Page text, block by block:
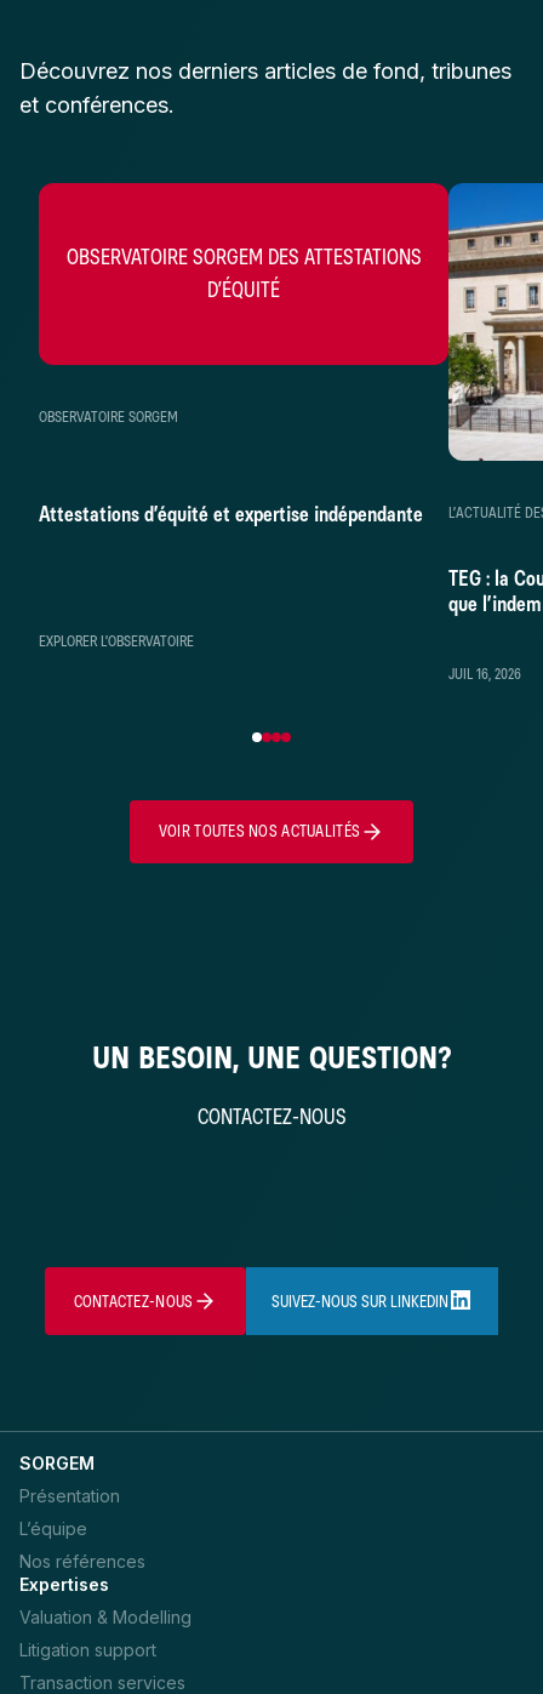
Découvrez nos derniers articles de fond, tribunes
et conférences.
OBSERVATOIRE SORGEM DES ATTESTATIONS
D’ÉQUITÉ
OBSERVATOIRE SORGEM
Attestations d’équité et expertise indépendante
EXPLORER L’OBSERVATOIRE
L’ACTUALITÉ
TEG : la
que
JUIL 16, 2026
VOIR TOUTES NOS ACTUALITÉS
UN BESOIN, UNE QUESTION?
CONTACTEZ-NOUS
CONTACTEZ-NOUS SUIVEZ-NOUS SUR LINKEDIN
SORGEM
Présentation
L’équipe
Nos références
Expertises
Valuation & Modelling
Litigation support
Transaction services